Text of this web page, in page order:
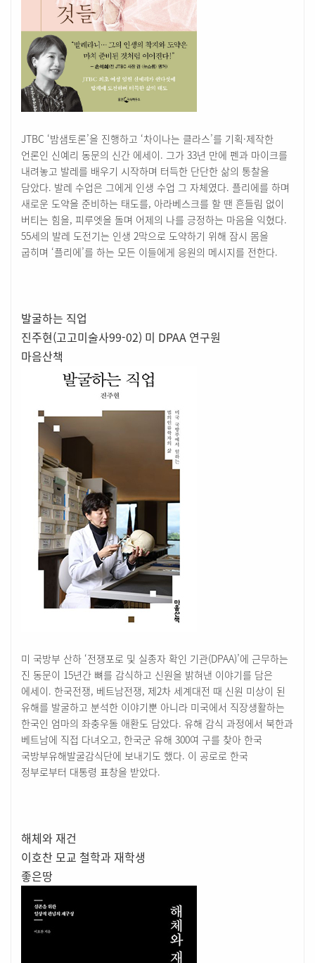
JTBC ‘밤샘토론’을 진행하고 ‘차이나는 클라스’를 기획·제작한
언론인 신예리 동문의 신간 에세이. 그가 33년 만에 펜과 마이크를
내려놓고 발레를 배우기 시작하며 터득한 단단한 삶의 통찰을
담았다. 발레 수업은 그에게 인생 수업 그 자체였다. 플리에를 하며
새로운 도약을 준비하는 태도를, 아라베스크를 할 땐 흔들림 없이
버티는 힘을, 피루엣을 돌며 어제의 나를 긍정하는 마음을 익혔다.
55세의 발레 도전기는 인생 2막으로 도약하기 위해 잠시 몸을
굽히며 ‘플리에’를 하는 모든 이들에게 응원의 메시지를 전한다.
발굴하는 직업
진주현(고고미술사99-02) 미 DPAA 연구원
마음산책
미 국방부 산하 ‘전쟁포로 및 실종자 확인 기관(DPAA)’에 근무하는
진 동문이 15년간 뼈를 감식하고 신원을 밝혀낸 이야기를 담은
에세이. 한국전쟁, 베트남전쟁, 제2차 세계대전 때 신원 미상이 된
유해를 발굴하고 분석한 이야기뿐 아니라 미국에서 직장생활하는
한국인 엄마의 좌충우돌 애환도 담았다. 유해 감식 과정에서 북한과
베트남에 직접 다녀오고, 한국군 유해 300여 구를 찾아 한국
국방부유해발굴감식단에 보내기도 했다. 이 공로로 한국
정부로부터 대통령 표창을 받았다.
해체와 재건
이호찬 모교 철학과 재학생
좋은땅